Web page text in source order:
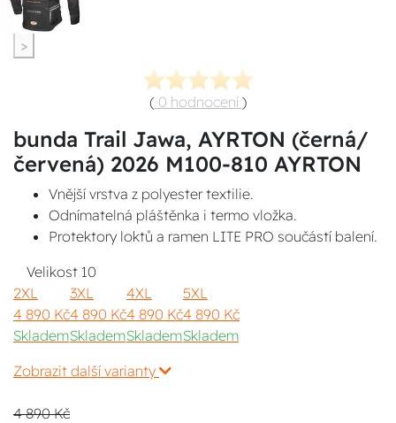
>
( 0 hodnocení )
bunda Trail Jawa, AYRTON (černá/
červená) 2026 M100-810 AYRTON
Vnější vrstva z polyester textilie.
Odnímatelná pláštěnka i termo vložka.
Protektory loktů a ramen LITE PRO součástí balení.
Velikost 10
2XL
4 890 Kč
Skladem
3XL
4 890 Kč
Skladem
4XL
4 890 Kč
Skladem
5XL
4 890 Kč
Skladem
Zobrazit další varianty
4 890 Kč